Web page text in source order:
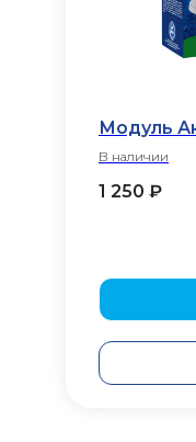
Модуль
В наличии
1 250 ₽